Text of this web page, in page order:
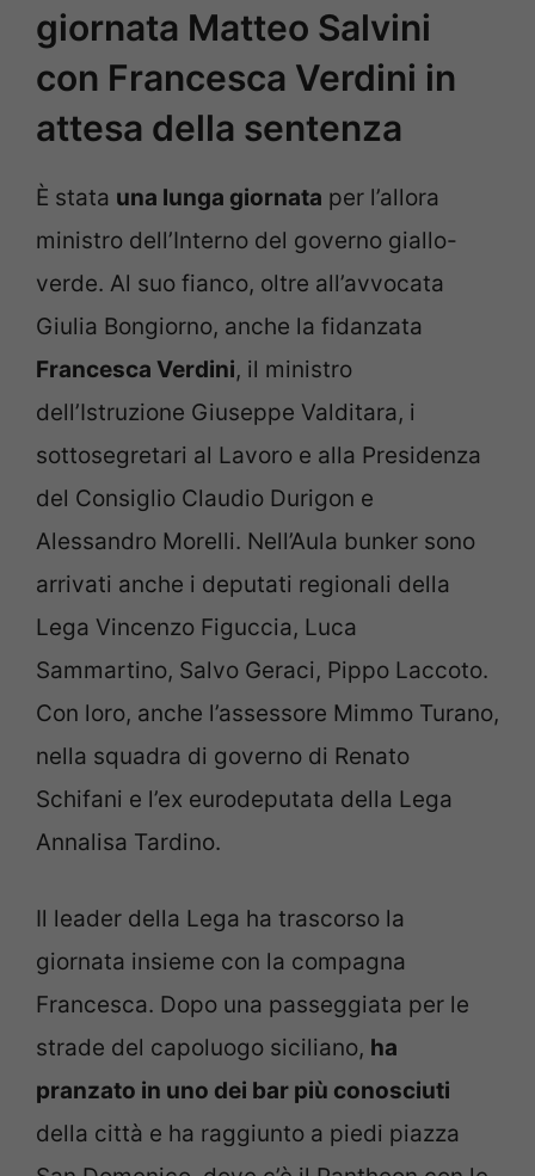
giornata Matteo Salvini
con Francesca Verdini in
attesa della sentenza
È stata una lunga giornata per l’allora
ministro dell’Interno del governo giallo-
verde. Al suo fianco, oltre all’avvocata
Giulia Bongiorno, anche la fidanzata
Francesca Verdini, il ministro
dell’Istruzione Giuseppe Valditara, i
sottosegretari al Lavoro e alla Presidenza
del Consiglio Claudio Durigon e
Alessandro Morelli. Nell’Aula bunker sono
arrivati anche i deputati regionali della
Lega Vincenzo Figuccia, Luca
Sammartino, Salvo Geraci, Pippo Laccoto.
Con loro, anche l’assessore Mimmo Turano,
nella squadra di governo di Renato
Schifani e l’ex eurodeputata della Lega
Annalisa Tardino.
Il leader della Lega ha trascorso la
giornata insieme con la compagna
Francesca. Dopo una passeggiata per le
strade del capoluogo siciliano, ha
pranzato in uno dei bar più conosciuti
della città e ha raggiunto a piedi piazza